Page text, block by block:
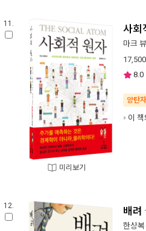
11.
미리보기
사회
마크
17,500
8.0
양탄
이
12. 배려
한상복